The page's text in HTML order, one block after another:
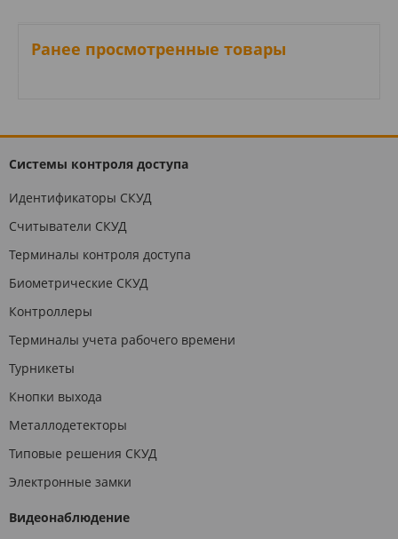
Ранее просмотренные товары
Системы контроля доступа
Идентификаторы СКУД
Считыватели СКУД
Терминалы контроля доступа
Биометрические СКУД
Контроллеры
Терминалы учета рабочего времени
Турникеты
Кнопки выхода
Металлодетекторы
Типовые решения СКУД
Электронные замки
Видеонаблюдение